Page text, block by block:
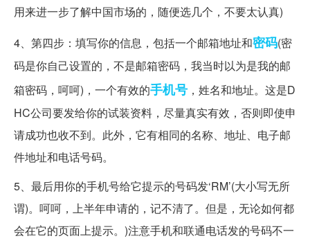
用来进一步了解中国市场的，随便选几个，不要太认真)
4、第四步：填写你的信息，包括一个邮箱地址和密码(密
码是你自己设置的，不是邮箱密码，我当时以为是我的邮
箱密码，呵呵)，一个有效的手机号 ，姓名和地址。这是D
HC公司要发给你的试装资料，尽量真实有效，否则即使申
请成功也收不到。此外，它有相同的名称、地址、电子邮
件地址和电话号码。
5、最后用你的手机号给它提示的号码发‘RM’(大小写无所
谓)。呵呵，上半年申请的，记不清了。但是，无论如何都
会在它的页面上提示。)注意手机和联通电话发的号码不一